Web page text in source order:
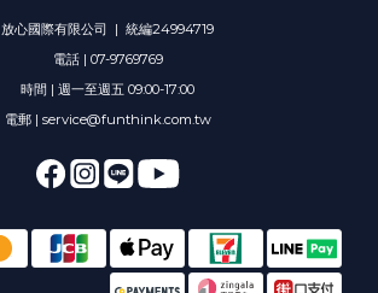
放心國際有限公司 | 統編24994719
電話 | 07-9769769
時間 | 週一至週五 09:00-17:00
電郵 | service@funthink.com.tw